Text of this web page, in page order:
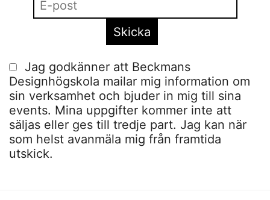
Jag godkänner att Beckmans
Designhögskola mailar mig information om
sin verksamhet och bjuder in mig till sina
events. Mina uppgifter kommer inte att
säljas eller ges till tredje part. Jag kan när
som helst avanmäla mig från framtida
utskick.